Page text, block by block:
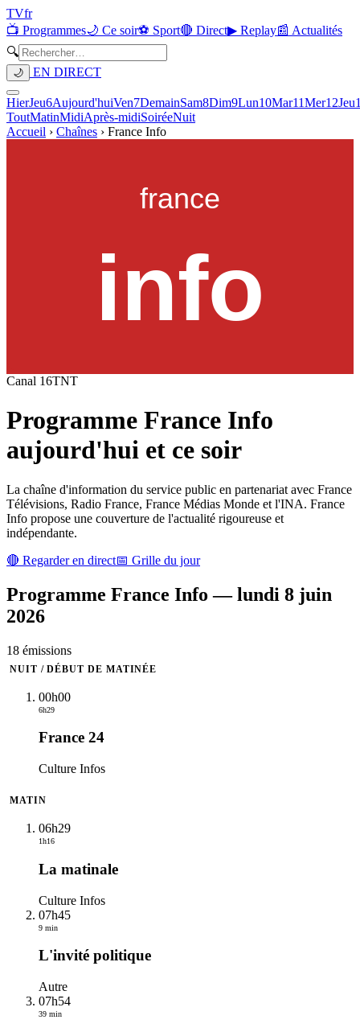
TVfr
📺 Programmes🌙 Ce soir⚽ Sport🔴 Direct▶ Replay📰 Actualités
🔍
🌙 EN DIRECT
HierJeu6Aujourd'huiVen7DemainSam8Dim9Lun10Mar11Mer12Jeu
ToutMatinMidiAprès-midiSoiréeNuit
Accueil › Chaînes › France Info
Canal 16TNT
Programme France Info
aujourd'hui et ce soir
La chaîne d'information du service public en partenariat avec France
Télévisions, Radio France, France Médias Monde et l'INA. France
Info propose une couverture de l'actualité rigoureuse et
indépendante.
🔴 Regarder en direct📅 Grille du jour
Programme France Info —lundi 8 juin
2026
18 émissions
NUIT / DÉBUT DE MATINÉE
00h00
6h29
France 24
Culture Infos
MATIN
06h29
1h16
La matinale
Culture Infos
07h45
9 min
L'invité politique
Autre
07h54
39 min